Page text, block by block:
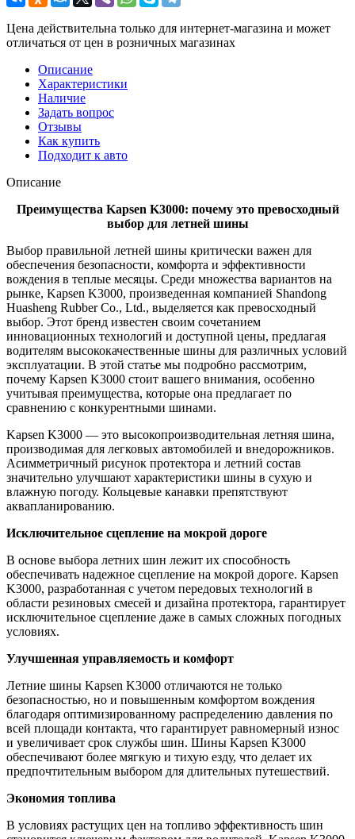
Цена действительна только для интернет-магазина и может
отличаться от цен в розничных магазинах
Описание
Характеристики
Наличие
Задать вопрос
Отзывы
Как купить
Подходит к авто
Описание
Преимущества Kapsen K3000: почему это превосходный
выбор для летней шины
Выбор правильной летней шины критически важен для
обеспечения безопасности, комфорта и эффективности
вождения в теплые месяцы. Среди множества вариантов на
рынке, Kapsen K3000, произведенная компанией Shandong
Huasheng Rubber Co., Ltd., выделяется как превосходный
выбор. Этот бренд известен своим сочетанием
инновационных технологий и доступной цены, предлагая
водителям высококачественные шины для различных условий
эксплуатации. В этой статье мы подробно рассмотрим,
почему Kapsen K3000 стоит вашего внимания, особенно
учитывая преимущества, которые она предлагает по
сравнению с конкурентными шинами.
Kapsen K3000 — это высокопроизводительная летняя шина,
производимая для легковых автомобилей и внедорожников.
Асимметричный рисунок протектора и летний состав
значительно улучшают характеристики шины в сухую и
влажную погоду. Кольцевые канавки препятствуют
аквапланированию.
Исключительное сцепление на мокрой дороге
В основе выбора летних шин лежит их способность
обеспечивать надежное сцепление на мокрой дороге. Kapsen
K3000, разработанная с учетом передовых технологий в
области резиновых смесей и дизайна протектора, гарантирует
исключительное сцепление даже в самых сложных погодных
условиях.
Улучшенная управляемость и комфорт
Летние шины Kapsen K3000 отличаются не только
безопасностью, но и повышенным комфортом вождения
благодаря оптимизированному распределению давления по
всей площади контакта, что гарантирует равномерный износ
и увеличивает срок службы шин. Шины Kapsen K3000
обеспечивают более мягкую и тихую езду, что делает их
предпочтительным выбором для длительных путешествий.
Экономия топлива
В условиях растущих цен на топливо эффективность шин